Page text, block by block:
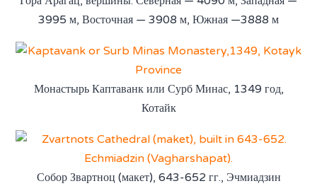
3995 м, Восточная — 3908 м, Южная —3888 м
Монастырь Каптаванк или Сурб Минас, 1349 год,
Котайк
Собор Звартноц (макет), 643-652 гг., Эчмиадзин